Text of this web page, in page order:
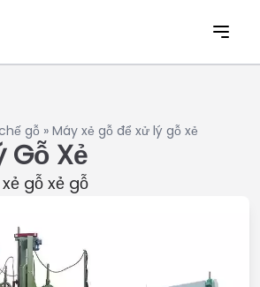
gỗ » Máy xẻ gỗ để xử lý gỗ xẻ
Gỗ Xẻ
gỗ xẻ gỗ